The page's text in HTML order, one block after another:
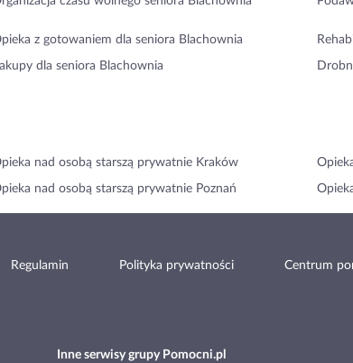
z gotowaniem dla seniora Blachownia
dla seniora Blachownia
nad osobą starszą prywatnie Kraków
nad osobą starszą prywatnie Poznań
Regulamin Polityka prywatności Centrum
Inne serwisy grupy Pomocni.pl